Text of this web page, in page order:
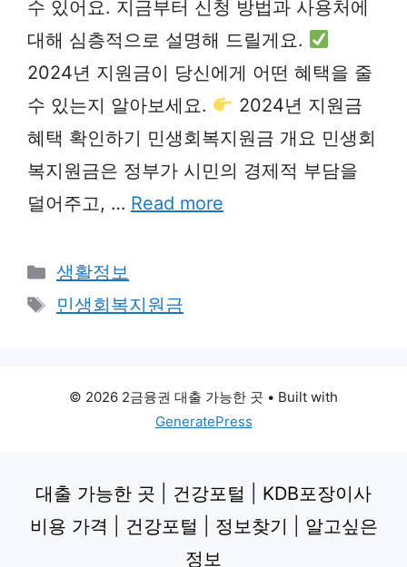
수 있어요. 지금부터 신청 방법과 사용처에
대해 심층적으로 설명해 드릴게요.
2024년 지원금이 당신에게 어떤 혜택을 줄
수 있는지 알아보세요.
2024년 지원금
혜택 확인하기 민생회복지원금 개요 민생회
복지원금은 정부가 시민의 경제적 부담을
덜어주고, … Read more
Categories
생활정보
Tags
민생회복지원금
© 2026 2금융권 대출 가능한 곳 • Built with
GeneratePress
대출 가능한 곳 건강포털
KDB포장이사
비용 가격
건강포털 정보찾기
알고싶은
정보